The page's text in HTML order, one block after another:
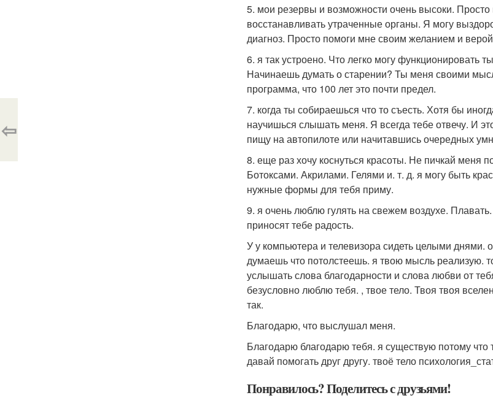
5. мои резервы и возможности очень высоки.
восстанавливать утраченные органы. Я могу
диагноз. Просто помоги мне своим желанием и
6. я так устроено. Что легко могу функционировать
Начинаешь думать о старении? Ты меня своими
программа, что 100 лет это почти предел.
7. когда ты собираешься что то съесть. Хотя бы
научишься слышать меня. Я всегда тебе отвечу. И
пищу на автопилоте или начитавшись очередных
8. еще раз хочу коснуться красоты. Не пичкай меня
Ботоксами. Акрилами. Гелями и. т. д. я могу быть
нужные формы для тебя приму.
9. я очень люблю гулять на свежем воздухе.
приносят тебе радость.
У у компьютера и телевизора сидеть целыми днями.
думаешь что потолстеешь. я твою мысль реализую.
услышать слова благодарности и слова любви от
безусловно люблю тебя. , твое тело. Твоя твоя
так.
Благодарю, что выслушал меня.
Благодарю благодарю тебя. я существую потому
давай помогать друг другу. твоё тело
Понравилось? Поделитесь с друзьями!
⇦